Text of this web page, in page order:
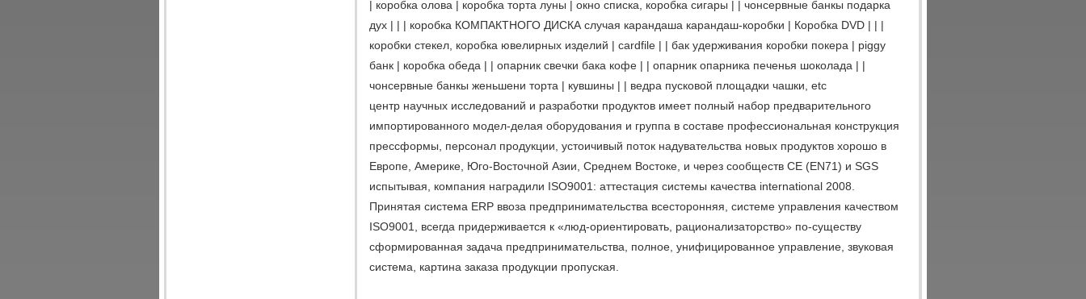
| коробка олова | коробка торта луны | окно списка, коробка сигары | | чонсервные банкы подарка
дух | | | коробка КОМПАКТНОГО ДИСКА случая карандаша карандаш-коробки | Коробка DVD | | |
коробки стекел, коробка ювелирных изделий | cardfile | | бак удерживания коробки покера | piggy
банк | коробка обеда | | опарник свечки бака кофе | | опарник опарника печенья шоколада | |
чонсервные банкы женьшени торта | кувшины | | ведра пусковой площадки чашки, etc
центр научных исследований и разработки продуктов имеет полный набор предварительного
импортированного модел-делая оборудования и группа в составе профессиональная конструкция
прессформы, персонал продукции, устоичивый поток надувательства новых продуктов хорошо в
Европе, Америке, Юго-Восточной Азии, Среднем Востоке, и через сообществ CE (EN71) и SGS
испытывая, компания наградили ISO9001: аттестация системы качества international 2008.
Принятая система ERP ввоза предпринимательства всесторонняя, системе управления качеством
ISO9001, всегда придерживается к «люд-ориентировать, рационализаторство» по-существу
сформированная задача предпринимательства, полное, унифицированное управление, звуковая
система, картина заказа продукции пропуская.